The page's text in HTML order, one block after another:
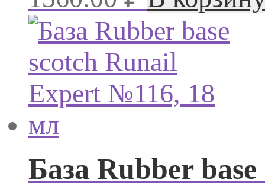
База Rubber